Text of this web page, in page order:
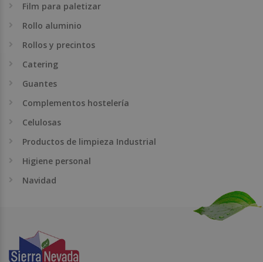
Film para paletizar
Rollo aluminio
Rollos y precintos
Catering
Guantes
Complementos hostelería
Celulosas
Productos de limpieza Industrial
Higiene personal
Navidad